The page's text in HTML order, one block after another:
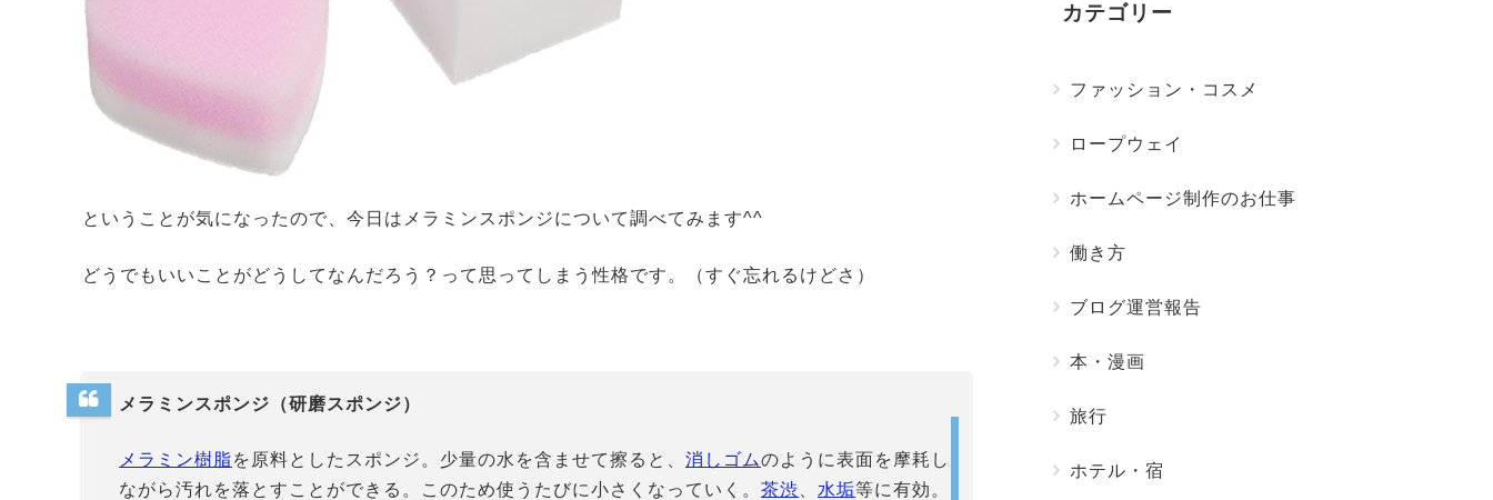
ということが気になったので、今日はメラミンスポンジについて調べてみます^^
どうでもいいことがどうしてなんだろう？って思ってしまう性格です。（すぐ忘れるけどさ）
メラミンスポンジ（研磨スポンジ）
メラミン樹脂を原料としたスポンジ。少量の水を含ませて擦ると、 消しゴムのように表面を摩耗し
ながら汚れを落とすことができる。このため使うたびに小さくなっていく。 茶渋 水垢等に有効。
カテゴリー
ファッション・コスメ
ロープウェイ
ホームページ制作のお仕事
働き方
ブログ運営報告
本・漫画
旅行
ホテル・宿